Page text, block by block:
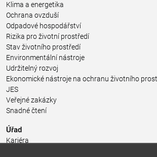
Klima a energetika
Ochrana ovzduší
Odpadové hospodářství
Rizika pro životní prostředí
Stav životního prostředí
Environmentální nástroje
Udržitelný rozvoj
Ekonomické nástroje na ochranu životního
JES
Veřejné zakázky
Snadné čtení
Úřad
Kariéra